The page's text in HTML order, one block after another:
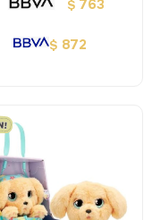
$ 763
$ 872